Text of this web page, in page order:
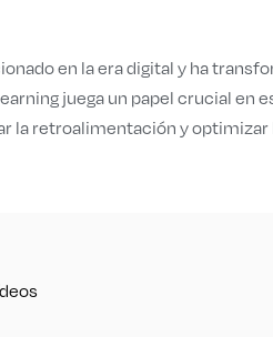
en la era digital y ha
juega un papel crucial en
la retroalimentación y optimizar